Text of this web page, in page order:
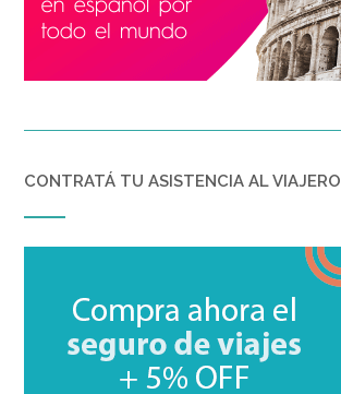
CONTRATÁ TU ASISTENCIA AL VIAJERO